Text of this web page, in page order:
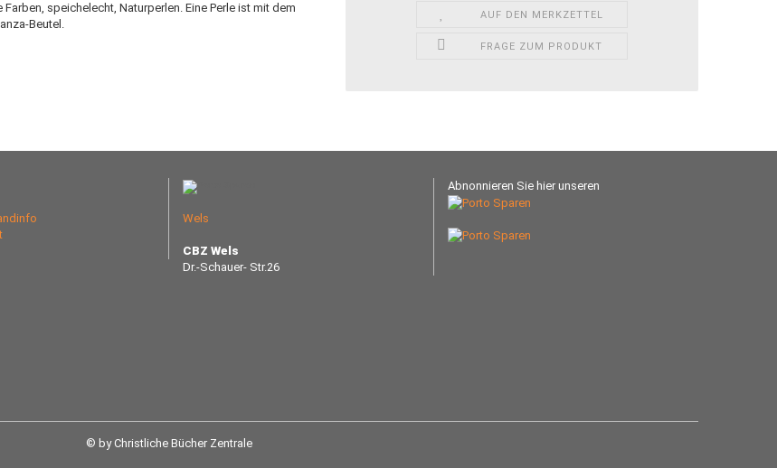
AUF DEN MERKZETTEL
FRAGE ZUM PRODUKT
speichelecht, Naturperlen. Eine Perle ist mit dem
Beutel.
Wels
CBZ Wels
Dr.-Schauer- Str.26
Abnonnieren Sie hier unseren
© by Christliche Bücher Zentrale